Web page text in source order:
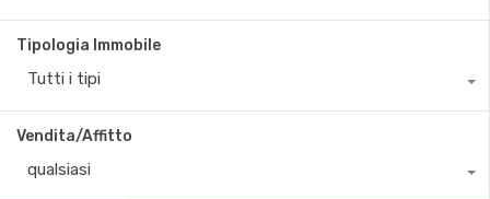
Tipologia Immobile
Tutti i tipi
Vendita/Affitto
qualsiasi